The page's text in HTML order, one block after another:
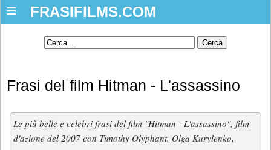
FRASIFILMS.COM
≡
Frasi del film Hitman - L'assassino
Le più belle e celebri frasi del film "Hitman - L'assassino", film
d'azione del 2007 con Timothy Olyphant, Olga Kurylenko,